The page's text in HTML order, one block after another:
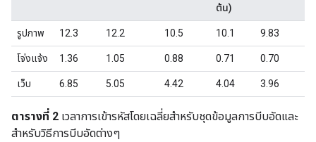
ต้น)
รูปภาพ 12.3 12.2 10.5 10.1 9.83
โจ่งแจ้ง 1.36 1.05 0.88 0.71 0.70
เว็บ 6.85 5.05 4.42 4.04 3.96
ตารางที่ 2 เวลาการเข้ารหัสโดยเฉลี่ยสำหรับชุดข้อมูลการบีบอัดและ
สำหรับวิธีการบีบอัดต่างๆ